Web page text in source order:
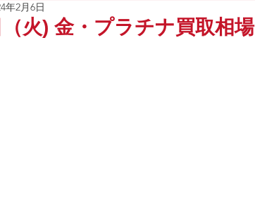
火) 金・プラチナ買取相場
年2月6日